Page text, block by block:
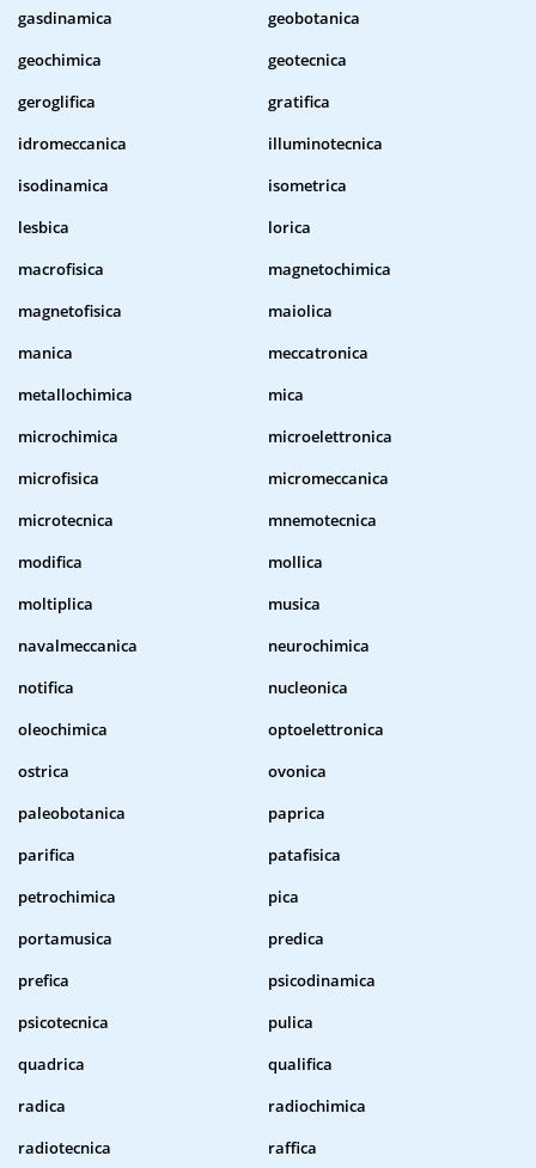
gasdinamica
geobotanica
geochimica
geotecnica
geroglifica
gratifica
idromeccanica
illuminotecnica
isodinamica
isometrica
lesbica
lorica
macrofisica
magnetochimica
magnetofisica
maiolica
manica
meccatronica
metallochimica
mica
microchimica
microelettronica
microfisica
micromeccanica
microtecnica
mnemotecnica
modifica
mollica
moltiplica
musica
navalmeccanica
neurochimica
notifica
nucleonica
oleochimica
optoelettronica
ostrica
ovonica
paleobotanica
paprica
parifica
patafisica
petrochimica
pica
portamusica
predica
prefica
psicodinamica
psicotecnica
pulica
quadrica
qualifica
radica
radiochimica
radiotecnica
raffica